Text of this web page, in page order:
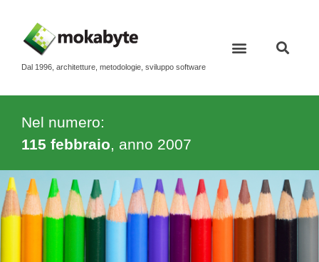
Dal 1996, architetture, metodologie, sviluppo software
Nel numero:
115 febbraio, anno 2007